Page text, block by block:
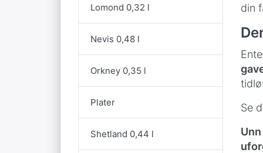
Lomond 0,32 l
Nevis 0,48 l
Orkney 0,35 l
Plater
Shetland 0,44 l
din
Se